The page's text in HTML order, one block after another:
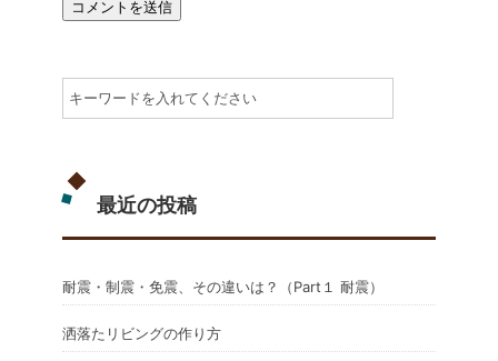
最近の投稿
耐震・制震・免震、その違いは？（Part１ 耐震）
洒落たリビングの作り方